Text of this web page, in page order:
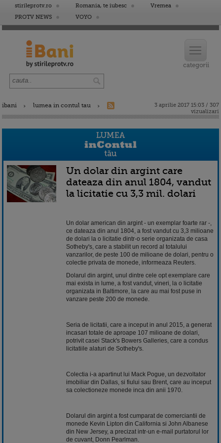
stirileprotv.ro Romania, te iubesc
Vremea
PROTV NEWS
VOYO
ibani lumea in contul tau
3 aprilie 2017 15:03 / 307
vizualizari
Un dolar din argint care
dateaza din anul 1804, vandut
la licitatie cu 3,3 mil. dolari
Un dolar american din argint - un exemplar foarte rar -,
ce dateaza din anul 1804, a fost vandut cu 3,3 milioane
de dolari la o licitatie dintr-o serie organizata de casa
Sotheby's, care a stabilit un record al totalului
vanzarilor, de peste 100 de milioane de dolari, pentru o
colectie privata de monede, informeaza Reuters.
Dolarul din argint, unul dintre cele opt exemplare care
mai exista in lume, a fost vandut, vineri, la o licitatie
organizata in Baltimore, la care au mai fost puse in
vanzare peste 200 de monede.
Seria de licitatii, care a inceput in anul 2015, a generat
incasari totale de aproape 107 milioane de dolari,
potrivit casei Stack's Bowers Galleries, care a condus
licitatiile alaturi de Sotheby's.
Colectia i-a apartinut lui Mack Pogue, un dezvoltator
imobiliar din Dallas, si fiului sau Brent, care au inceput
sa colectioneze monede inca din anii 1970.
Dolarul din argint a fost cumparat de comerciantii de
monede Kevin Lipton din California si John Albanese
din New Jersey, a precizat intr-un e-mail purtatorul lor
de cuvant, Donn Pearlman.